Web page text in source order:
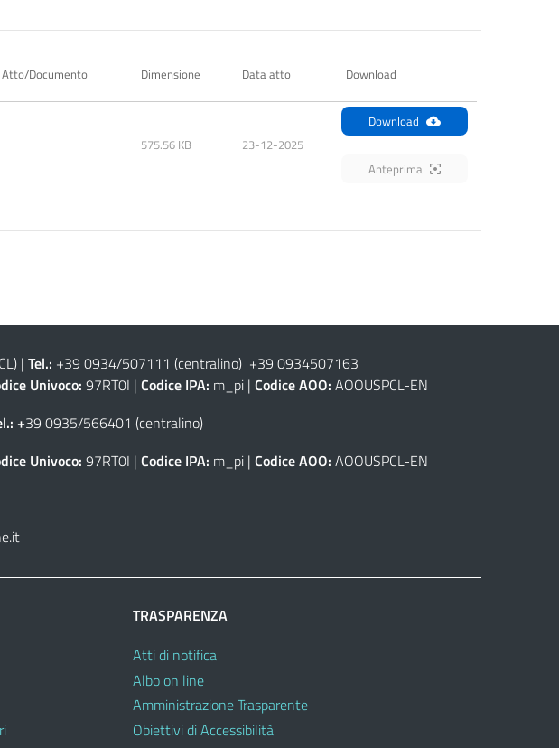
Atto/Documento Dimensione Data atto Download
575.56 KB 23-12-2025
Download
Anteprima
| Tel.: +39 0934/507111 (centralino) +39 0934507163
Univoco: 97RT0I | Codice IPA: m_pi | Codice AOO: AOOUSPCL-EN
+39 0935/566401 (centralino)
Univoco: 97RT0I | Codice IPA: m_pi | Codice AOO: AOOUSPCL-EN
TRASPARENZA
Atti di notifica
Albo on line
Amministrazione Trasparente
Obiettivi di Accessibilità